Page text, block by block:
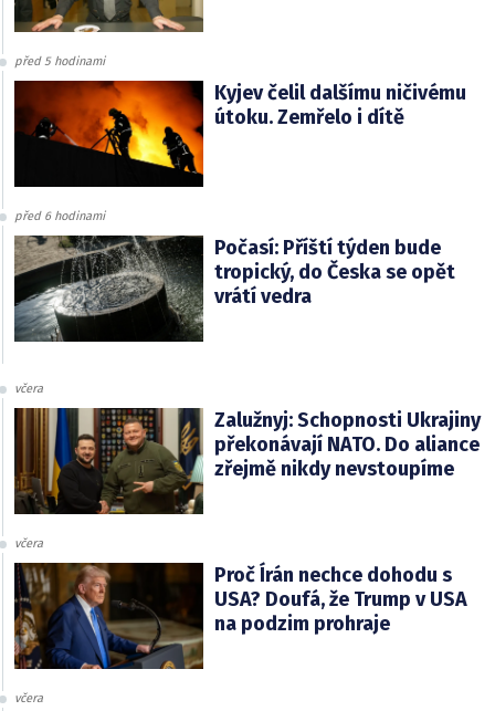
před 5 hodinami
Kyjev čelil dalšímu ničivému
útoku. Zemřelo i dítě
před 6 hodinami
Počasí: Příští týden bude
tropický, do Česka se opět
vrátí vedra
včera
Zalužnyj: Schopnosti Ukrajiny
překonávají NATO. Do aliance
zřejmě nikdy nevstoupíme
včera
Proč Írán nechce dohodu s
USA? Doufá, že Trump v USA
na podzim prohraje
včera